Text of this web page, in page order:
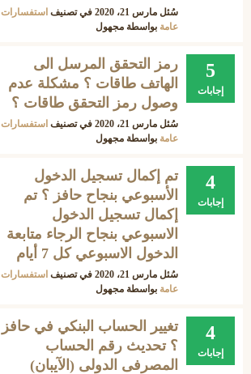
سُئل مارس 21، 2020 في تصنيف استفسارات
عامة بواسطة مجهول
5
إجابات
رمز التحقق المرسل الى
الهاتف طاقات ؟ مشكلة عدم
وصول رمز التحقق طاقات ؟
سُئل مارس 21، 2020 في تصنيف استفسارات
عامة بواسطة مجهول
4
إجابات
تم إكمال تسجيل الدخول
الأسبوعي بنجاح حافز ؟ تم
إكمال تسجيل الدخول
الاسبوعي بنجاح الرجاء متابعة
الدخول الاسبوعي كل 7 أيام
سُئل مارس 21، 2020 في تصنيف استفسارات
عامة بواسطة مجهول
4
إجابات
تغيير الحساب البنكي في حافز
؟ تحديث رقم الحساب
المصرفى الدولى (الآيبان)